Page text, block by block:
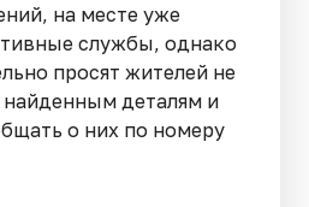
на месте уже
службы, однако
просят жителей не
найденным деталям и
о них по номеру